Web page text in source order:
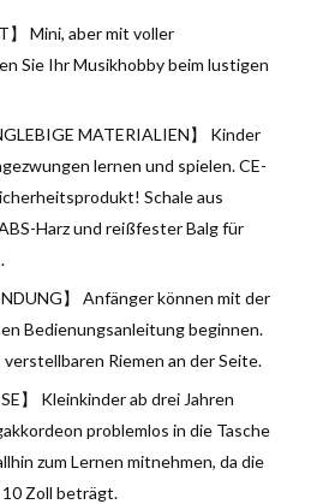
】 Mini, aber mit voller
Sie Ihr Musikhobby beim lustigen
MATERIALIEN】 Kinder
lernen und spielen. CE-
Schale aus
Harz und reißfester Balg für
】 Anfänger können mit der
Bedienungsanleitung beginnen.
Riemen an der Seite.
】 Kleinkinder ab drei Jahren
problemlos in die Tasche
zum Lernen mitnehmen, da die
Zoll beträgt.